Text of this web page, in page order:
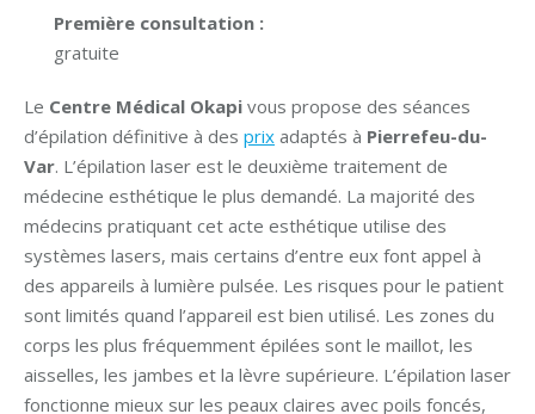
Première consultation :
gratuite
Le Centre Médical Okapi vous propose des séances
d’épilation définitive à des prix adaptés à Pierrefeu-du-
Var. L’épilation laser est le deuxième traitement de
médecine esthétique le plus demandé. La majorité des
médecins pratiquant cet acte esthétique utilise des
systèmes lasers, mais certains d’entre eux font appel à
des appareils à lumière pulsée. Les risques pour le patient
sont limités quand l’appareil est bien utilisé. Les zones du
corps les plus fréquemment épilées sont le maillot, les
aisselles, les jambes et la lèvre supérieure. L’épilation laser
fonctionne mieux sur les peaux claires avec poils foncés,